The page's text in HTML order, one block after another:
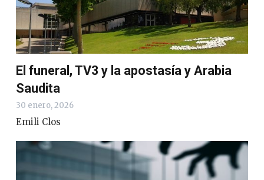
El funeral, TV3 y la apostasía y Arabia
Saudita
30 enero, 2026
Emili Clos